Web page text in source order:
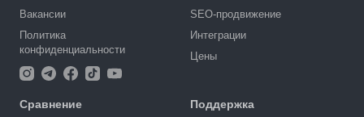
Вакансии
Политика
конфиденциальности
SEO-продвижение
Интеграции
Цены
Сравнение Поддержка